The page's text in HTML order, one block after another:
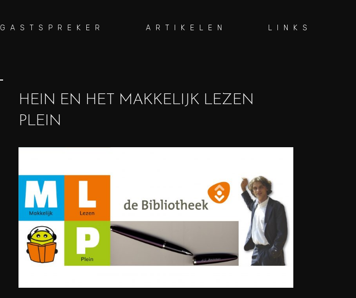
GASTSPREKER ARTIKELEN LINKS
HEIN EN HET MAKKELIJK LEZEN
PLEIN